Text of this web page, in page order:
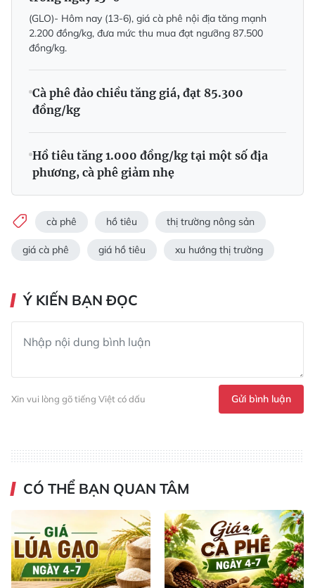
(GLO)- Hôm nay (13-6), giá cà phê nội địa tăng mạnh
2.200 đồng/kg, đưa mức thu mua đạt ngưỡng 87.500
đồng/kg.
Cà phê đảo chiều tăng giá, đạt 85.300
đồng/kg
Hồ tiêu tăng 1.000 đồng/kg tại một số địa
phương, cà phê giảm nhẹ
cà phê hồ tiêu thị trường nông sản
giá cà phê giá hồ tiêu xu hướng thị trường
Ý KIẾN BẠN ĐỌC
Xin vui lòng gõ tiếng Việt có dấu Gửi bình luận
CÓ THỂ BẠN QUAN TÂM